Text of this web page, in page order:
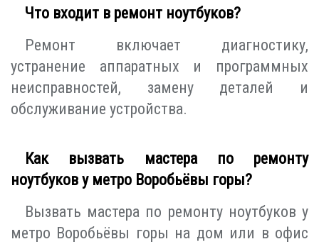
Что входит в ремонт ноутбуков?
Ремонт включает диагностику,
устранение аппаратных и программных
неисправностей, замену деталей и
обслуживание устройства.
Как вызвать мастера по ремонту
ноутбуков у метро Воробьёвы горы?
Вызвать мастера по ремонту ноутбуков у
метро Воробьёвы горы на дом или в офис